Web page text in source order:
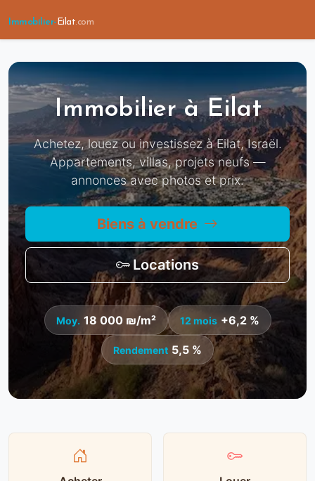
Immobilier- Eilat.com
Immobilier à Eilat — Vente et
Immobilier à Eilat
Achetez, louez ou investissez à Eilat, Israël.
Appartements, villas, projets neufs —
annonces avec photos et prix.
Biens à vendre
Locations
Moy. 18 000 ₪/m² 12 mois +6,2 %
Rendement 5,5 %